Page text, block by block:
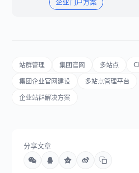
企业门户方案
站群管理 集团官网 多站点
集团企业官网建设 多站点管理平台
企业站群解决方案
分享文章